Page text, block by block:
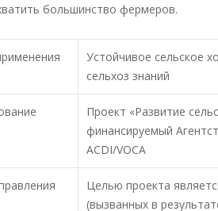
большинство фермеров.
Устойчивое сельское
сельхоз знаний
Проект «Развитие
финансируемый
ACDI/VOCA
Целью проекта
(вызванных в